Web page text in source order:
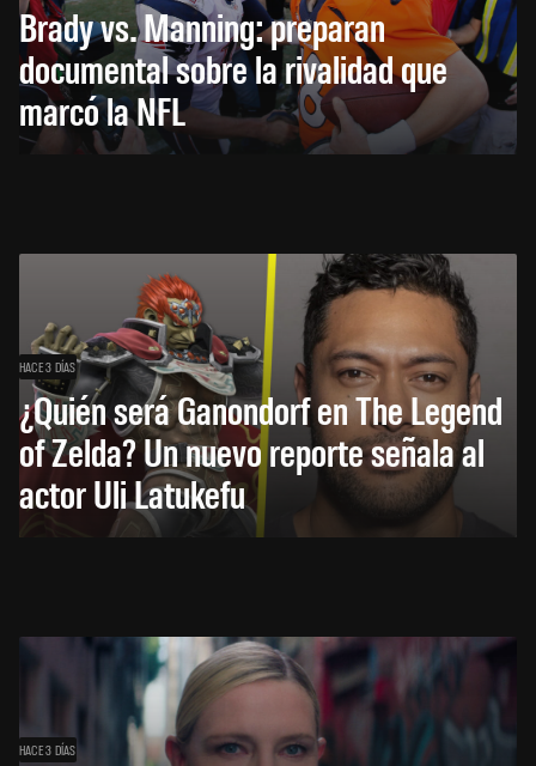
Brady vs. Manning: preparan
documental sobre la rivalidad que
marcó la NFL
HACE 3 DÍAS
¿Quién será Ganondorf en The Legend
of Zelda? Un nuevo reporte señala al
actor Uli Latukefu
HACE 3 DÍAS